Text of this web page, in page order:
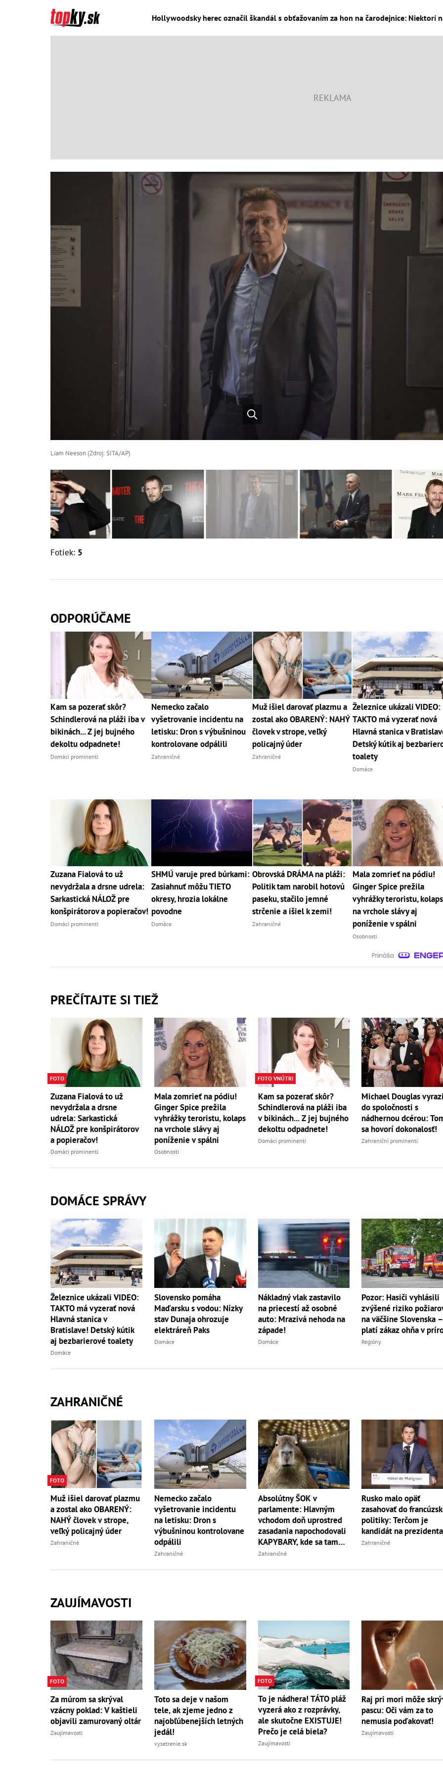
Hollywoodsky herec označil škandál s obťažovaním za hon na čarodejnice:
Liam Neeson (Zdroj: SITA/AP)
Fotiek: 5
ODPORÚČAME
Kam sa pozerať skôr?
Schindlerová na pláži iba v
bikinách... Z jej bujného
dekoltu odpadnete!
Domáci prominenti
Nemecko začalo
vyšetrovanie incidentu na
letisku: Dron s výbušninou
kontrolovane odpálili
Zahraničné
Muž išiel darovať plazmu a
zostal ako OBARENÝ: NAHÝ
človek v strope, veľký
policajný úder
Zahraničné
Železnice ukázali VIDEO:
TAKTO má vyzerať nová
Hlavná stanica v
Detský kútik aj
toalety
Domáce
Zuzana Fialová to už
nevydržala a drsne udrela:
Sarkastická NÁLOŽ pre
konšpirátorov a popieračov!
Domáci prominenti
SHMÚ varuje pred búrkami:
Zasiahnuť môžu TIETO
okresy, hrozia lokálne
povodne
Domáce
Obrovská DRÁMA na pláži:
Politik tam narobil hotovú
paseku, stačilo jemné
strčenie a išiel k zemi!
Zahraničné
Mala zomrieť na pódiu!
Ginger Spice prežila
vyhrážky teroristu, kolaps
na vrchole slávy aj
poníženie v spálni
Osobnosti
PREČÍTAJTE SI TIEŽ
FOTO
Zuzana Fialová to už
nevydržala a drsne
udrela: Sarkastická
NÁLOŽ pre konšpirátorov
a popieračov!
Domáci prominenti
Mala zomrieť na pódiu!
Ginger Spice prežila
vyhrážky teroristu, kolaps
na vrchole slávy aj
poníženie v spálni
Osobnosti
FOTO VNÚTRI
Kam sa pozerať skôr?
Schindlerová na pláži iba
v bikinách... Z jej bujného
dekoltu odpadnete!
Domáci prominenti
Michael Douglas
do spoločnosti s
nádhernou dcérou:
sa hovorí dokonalosť!
Zahraniční prominenti
DOMÁCE SPRÁVY
Železnice ukázali VIDEO:
TAKTO má vyzerať nová
Hlavná stanica v
Bratislave! Detský kútik
aj bezbarierové toalety
Domáce
Slovensko pomáha
Maďarsku s vodou: Nízky
stav Dunaja ohrozuje
elektráreň Paks
Domáce
Nákladný vlak zastavilo
na priecestí až osobné
auto: Mrazivá nehoda na
západe!
Domáce
Pozor: Hasiči vyhlásili
zvýšené riziko
na väčšine Slovenska –
platí zákaz ohňa v
Regióny
ZAHRANIČNÉ
FOTO
Muž išiel darovať plazmu
a zostal ako OBARENÝ:
NAHÝ človek v strope,
veľký policajný úder
Zahraničné
Nemecko začalo
vyšetrovanie incidentu
na letisku: Dron s
výbušninou kontrolovane
odpálili
Zahraničné
Absolútny ŠOK v
parlamente: Hlavným
vchodom doň uprostred
zasadania napochodovali
KAPYBARY, kde sa tam
nabrali?
Zahraničné
Rusko malo opäť
zasahovať do
politiky: Terčom je
kandidát na prezidenta
Zahraničné
ZAUJÍMAVOSTI
FOTO
Za múrom sa skrýval
vzácny poklad: V kaštieli
objavili zamurovaný oltár
Zaujímavosti
Toto sa deje v našom
tele, ak zjeme jedno z
najobľúbenejších letných
jedál!
vysetrenie.sk
FOTO
To je nádhera! TÁTO pláž
vyzerá ako z rozprávky,
ale skutočne EXISTUJE!
Prečo je celá biela?
Zaujímavosti
Raj pri mori môže
pascu: Oči vám za to
nemusia poďakovať!
Zaujímavosti